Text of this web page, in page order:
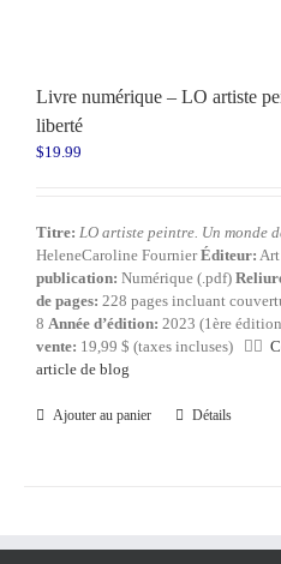
Livre numérique – LO artiste
liberté
$19.99
Titre: LO artiste peintre. Un monde
HeleneCaroline FournierÉditeur:
publication: Numérique (.pdf)
de pages: 228 pages incluant
8 Année d’édition: 2023 (1ère
vente: 19,99 $ (taxes incluses) 👍🏻
article de blog
Ajouter au panier Détails